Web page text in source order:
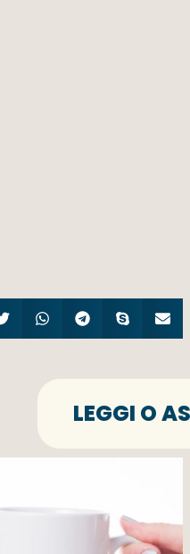
LEGGI O